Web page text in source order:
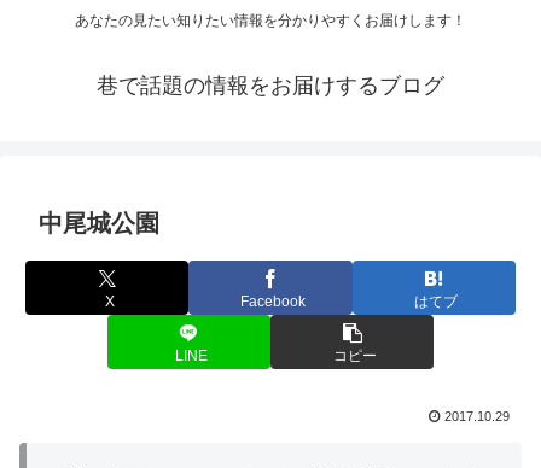
あなたの見たい知りたい情報を分かりやすくお届けします！
巷で話題の情報をお届けするブログ
中尾城公園
X Facebook はてブ
LINE コピー
2017.10.29